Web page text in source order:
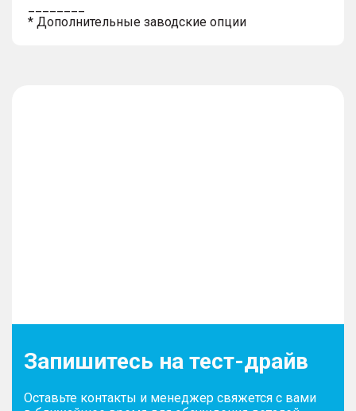
* Дополнительные заводские опции
Запишитесь на тест-драйв
Оставьте контакты и менеджер свяжется с вами